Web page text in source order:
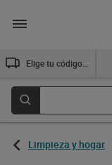
Limpieza y hogar